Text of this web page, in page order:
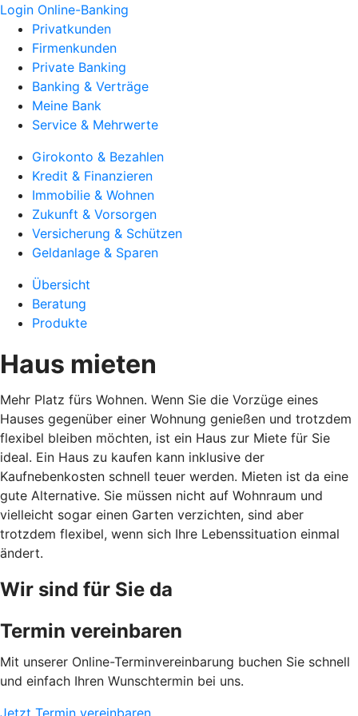
Login Online-Banking
Privatkunden
Firmenkunden
Private Banking
Banking & Verträge
Meine Bank
Service & Mehrwerte
Girokonto & Bezahlen
Kredit & Finanzieren
Immobilie & Wohnen
Zukunft & Vorsorgen
Versicherung & Schützen
Geldanlage & Sparen
Übersicht
Beratung
Produkte
Haus mieten
Mehr Platz fürs Wohnen. Wenn Sie die Vorzüge eines
Hauses gegenüber einer Wohnung genießen und trotzdem
flexibel bleiben möchten, ist ein Haus zur Miete für Sie
ideal. Ein Haus zu kaufen kann inklusive der
Kaufnebenkosten schnell teuer werden. Mieten ist da eine
gute Alternative. Sie müssen nicht auf Wohnraum und
vielleicht sogar einen Garten verzichten, sind aber
trotzdem flexibel, wenn sich Ihre Lebenssituation einmal
ändert.
Wir sind für Sie da
Termin vereinbaren
Mit unserer Online-Terminvereinbarung buchen Sie schnell
und einfach Ihren Wunschtermin bei uns.
Jetzt Termin vereinbaren